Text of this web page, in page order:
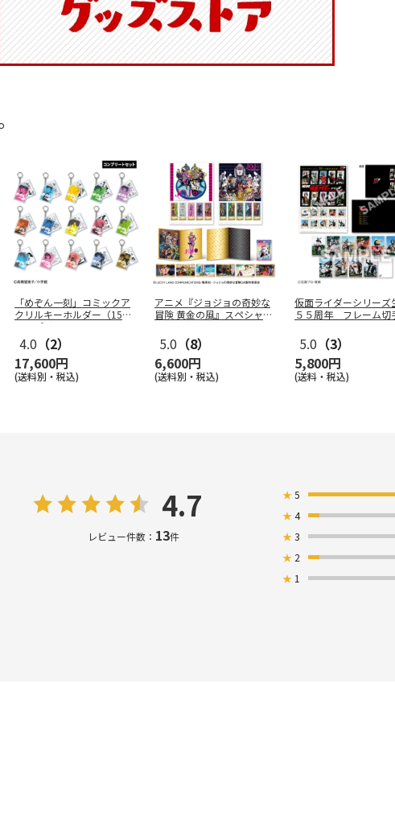
「めぞん一刻」コミックア
クリルキーホルダー（15種
コンプリ
4.0 （2）
17,600円
(送料別・税込)
アニメ『ジョジョの奇妙な
冒険 黄金の風』スペシャル
5.0 （8）
6,600円
(送料別・税込)
仮面ライダーシリーズ
５５周年 フレーム切
5.0 （3）
5,800円
(送料・税込)
4.7
レビュー件数： 13件
★5
★4
★3
★ 2
★ 1